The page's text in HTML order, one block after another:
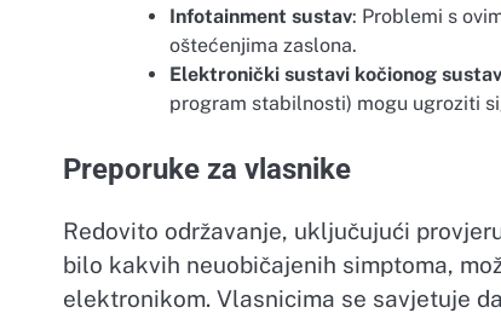
Infotainment sustav: Problemi s
oštećenjima zaslona.
Elektronički sustavi kočionog
program stabilnosti) mogu ugroziti
Preporuke za vlasnike
Redovito održavanje, uključujući
bilo kakvih neuobičajenih simptoma,
elektronikom. Vlasnicima se savjetuje